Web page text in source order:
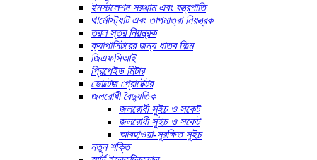
ইনস্টলেশন সরঞ্জাম এবং যন্ত্রপাতি
থার্মোস্ট্যাট এবং তাপমাত্রা নিয়ন্ত্রক
তরল স্তর নিয়ন্ত্রক
ক্যাপাসিটরের জন্য ধাতব ফিল্ম
জিএফসিআই
প্রিপেইড মিটার
ভোল্টেজ প্রোটেক্টর
জলরোধী বৈদ্যুতিক
জলরোধী সুইচ ও সকেট
জলরোধী সুইচ ও সকেট
আবহাওয়া-সুরক্ষিত সুইচ
নতুন শক্তি